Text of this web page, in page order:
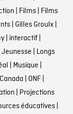
Films| Films
| Gilles Groulx|
| interactif|
Jeunesse Longs
Musique
ONF|
Projections
éducatives|